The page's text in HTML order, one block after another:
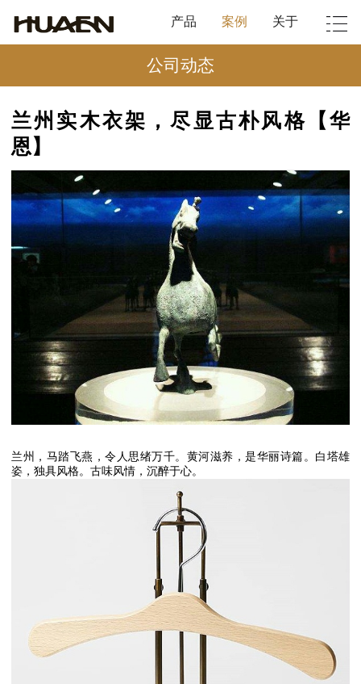
产品 案例 关于
公司动态
兰州实木衣架，尽显古朴风格【华
恩】
兰州，马踏飞燕，令人思绪万千。黄河滋养，是华丽诗篇。白塔雄
姿，独具风格。古味风情，沉醉于心。